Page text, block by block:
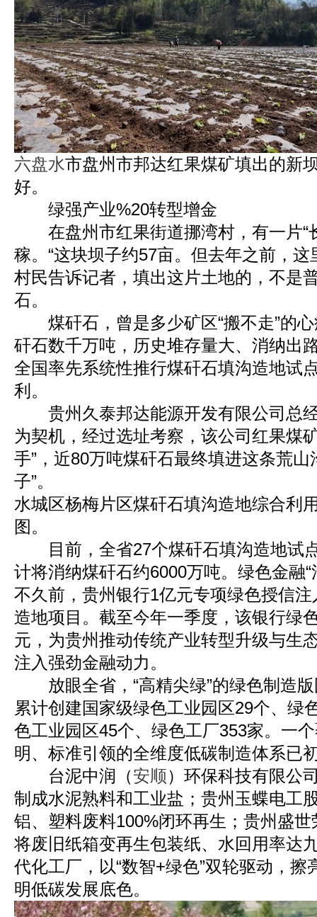
六盘水市盘州市邦达红果煤矿填出的新
好。
绿强产业%20转型增金
在盘州市红果街道挪湾村，有一片“
稼。“这块坝子约57亩。但去年之前，这
村民告诉记者，填出这片土地的，不是
石。
煤矸石，曾是多少矿区“搬不走”的心
矸石数千万吨，历史堆存量大、消纳出
全国率先系统性推行煤矸石填沟造地试
利。
贵州久泰邦达能源开发有限公司总
为契机，经过选址考察，该公司红果煤
手”，近80万吨煤矸石最终填进这条荒山
子”。
水城区杨梅片区煤矸石填沟造地综合利
图。
目前，全省27个煤矸石填沟造地试
计将消纳煤矸石约6000万吨。绿色金
不久前，贵州银行1亿元专项绿色授信
造地项目。截至今年一季度，该银行绿
元，为贵州推动传统产业转型升级与生
注入强劲金融动力。
放眼全省，“高精尖绿”的绿色制造版
累计创建国家级绿色工业园区29个、绿
色工业园区45个、绿色工厂353家。一
明、标准引领的全维度低碳制造体系已
台泥中润（安顺）环保科技有限公
制成水泥熟料和工业盐；贵州玉蝶电工
铝、塑料废料100%闭环再生；贵州盛
将废旧纸箱变再生包装纸、水回用率
代化工厂，以“数智+绿色”双轮驱动，
明低碳发展底色。